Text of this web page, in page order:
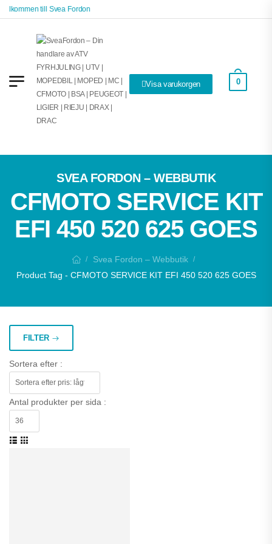
till Svea Fordon
Visa varukorgen 0
SVEA FORDON – WEBBUTIK
CFMOTO SERVICE KIT
EFI 450 520 625 GOES
/ Svea Fordon – Webbutik /
Product Tag - CFMOTO SERVICE KIT EFI 450 520 625 GOES
FILTER
Sortera efter :
Antal produkter per sida :